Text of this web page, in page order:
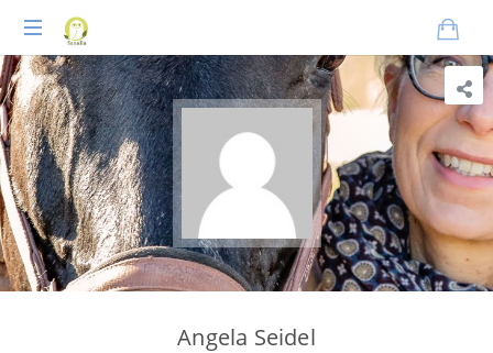
Praxisnahes
Online-
Coaching
für
Tierheilpraktiker
Angela Seidel